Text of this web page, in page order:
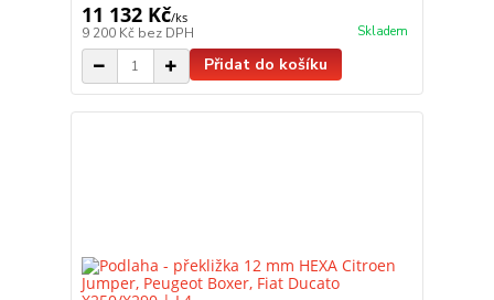
11 132 Kč/ks
9 200 Kč bez DPH Skladem
Přidat do košíku